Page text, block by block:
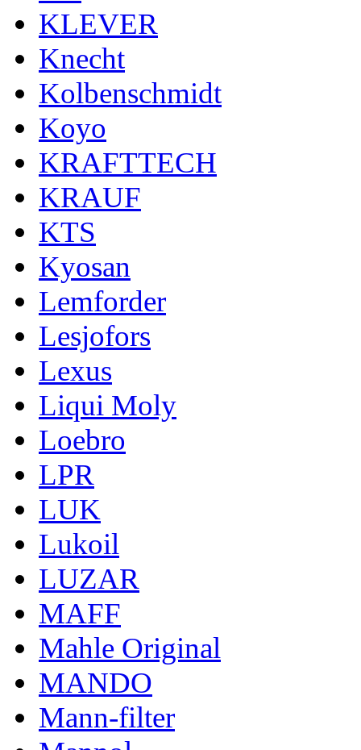
KLEVER
Knecht
Kolbenschmidt
Koyo
KRAFTTECH
KRAUF
KTS
Kyosan
Lemforder
Lesjofors
Lexus
Liqui Moly
Loebro
LPR
LUK
Lukoil
LUZAR
MAFF
Mahle Original
MANDO
Mann-filter